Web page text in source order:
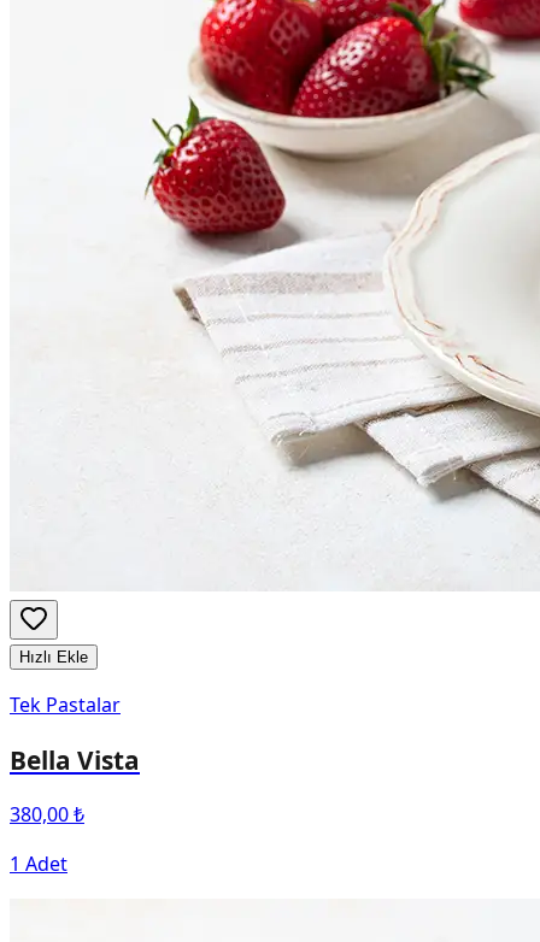
Hızlı Ekle
Tek Pastalar
Bella Vista
380,00 ₺
1 Adet